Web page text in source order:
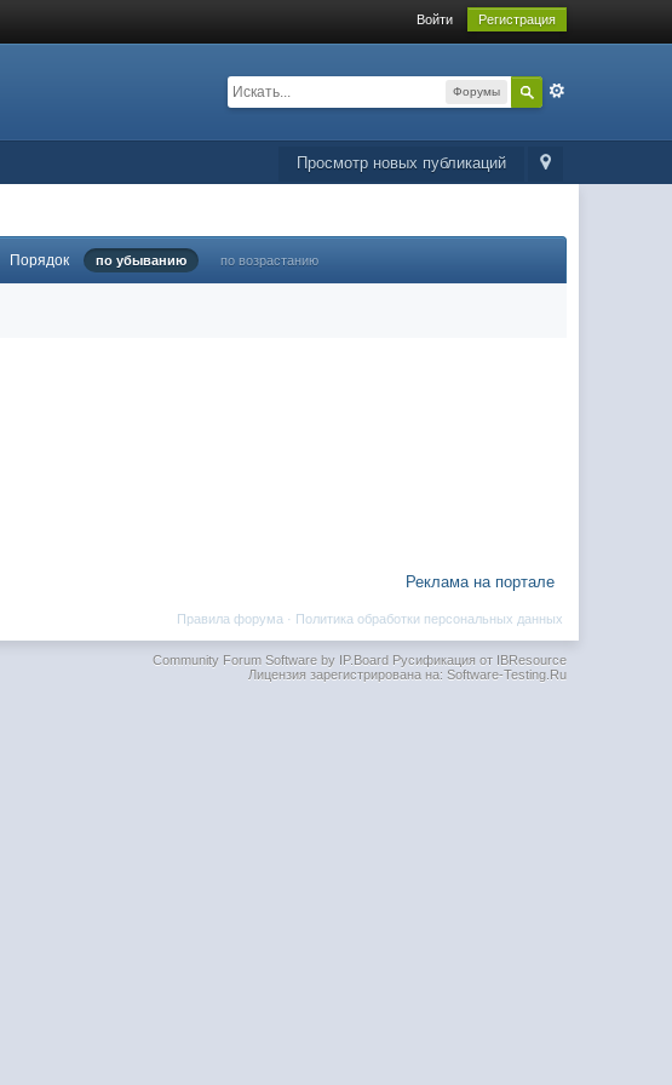
Войти Регистрация
Форумы
Просмотр новых публикаций
Порядок по убыванию по возрастанию
Реклама на портале
Политика обработки персональных данных
Правила форума ·
Community Forum Software by IP.BoardРусификация от IBResource
Лицензия зарегистрирована на: Software-Testing.Ru